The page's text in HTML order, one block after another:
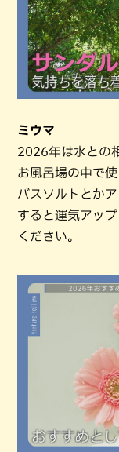
ミウマ
2026年は水との
お風呂場の中で
バスソルトとか
すると運気アッ
ください。